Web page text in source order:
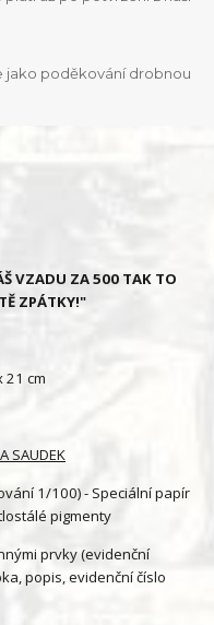
jako poděkování drobnou
VZADU ZA 500 TAK TO
ZPÁTKY!"
21 cm
SAUDEK
1/100) - Speciální papír
pigmenty
prvky (evidenční
popis, evidenční číslo